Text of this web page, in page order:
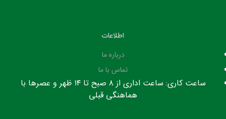
اطلاعات
درباره ما
تماس با ما
ساعت کاری: ساعت اداری از ۸ صبح تا ۱۴ ظهر و عصرها با
هماهنگی قبلی